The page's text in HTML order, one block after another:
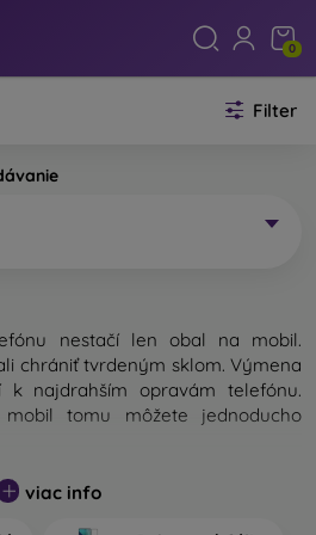
0
Filter
nestačí len obal na mobil.
chrániť tvrdeným sklom. Výmena
k najdrahším opravám telefónu.
tomu môžete jednoducho
síce neexistuje, no v prípade pádu
neporušený. Výber tvrdeného
viac info